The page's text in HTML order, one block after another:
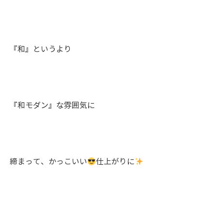
『和』というより
『和モダン』な雰囲気に
締まって、かっこいい 仕上がりに